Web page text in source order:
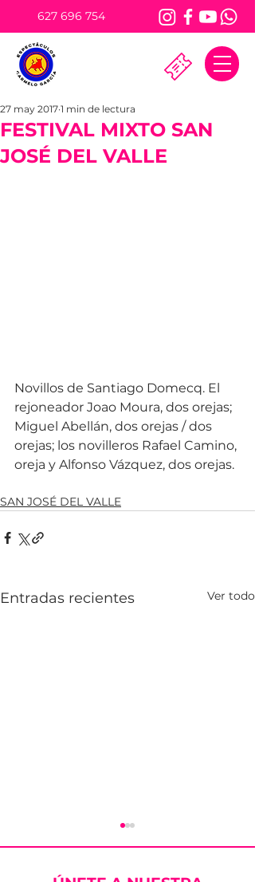
627 696 754
FESTIVAL MIXTO SAN
JOSÉ DEL VALLE
27 may 2017 1 min de lectura
Novillos de Santiago Domecq. El
rejoneador Joao Moura, dos orejas;
Miguel Abellán, dos orejas / dos
orejas; los novilleros Rafael Camino,
oreja y Alfonso Vázquez, dos orejas.
SAN JOSÉ DEL VALLE
Entradas recientes Ver todo